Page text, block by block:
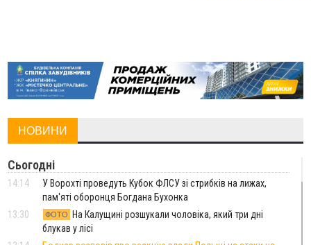
НОВИНИ
Сьогодні
14:14
У Ворохті проведуть Кубок ФЛСУ зі стрибків на лижах,
пам'яті оборонця Богдана Бухонка
13:30
ФОТО
На Калущині розшукали чоловіка, який три дні
блукав у лісі